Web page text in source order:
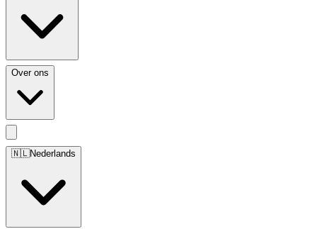
Over ons
🇳🇱Nederlands